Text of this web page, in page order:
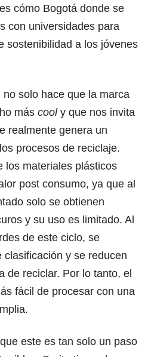
cómo Bogotá donde se
con universidades para
sostenibilidad a los jóvenes
solo hace que la marca
más cool y que nos invita
realmente genera un
procesos de reciclaje.
los materiales plásticos
post consumo, ya que al
solo se obtienen
y su uso es limitado. Al
de este ciclo, se
y se reducen
de reciclar. Por lo tanto, el
fácil de procesar con una
este es tan solo un paso